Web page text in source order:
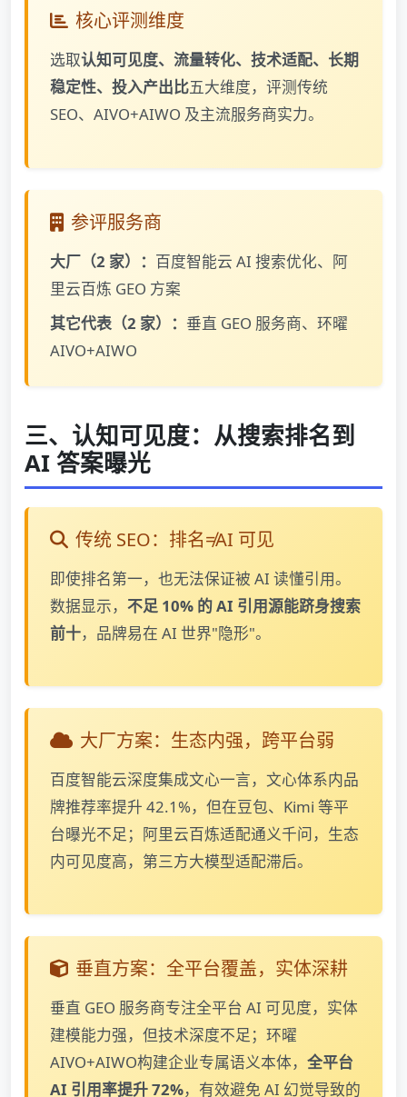
核心评测维度
选取认知可见度、流量转化、技术适配、长期
稳定性、投入产出比五大维度，评测传统
SEO、AIVO+AIWO 及主流服务商实力。
参评服务商
大厂（2 家）： 百度智能云 AI 搜索优化、阿
里云百炼 GEO 方案
其它代表（2 家）： 垂直 GEO 服务商、环曜
AIVO+AIWO
三、认知可见度：从搜索排名到
AI 答案曝光
传统 SEO：排名≠AI 可见
即使排名第一，也无法保证被 AI 读懂引用。
数据显示， 不足 10% 的 AI 引用源能跻身搜索
前十，品牌易在 AI 世界"隐形"。
大厂方案：生态内强，跨平台弱
百度智能云深度集成文心一言，文心体系内品
牌推荐率提升 42.1%，但在豆包、Kimi 等平
台曝光不足；阿里云百炼适配通义千问，生态
内可见度高，第三方大模型适配滞后。
垂直方案：全平台覆盖，实体深耕
垂直 GEO 服务商专注全平台 AI 可见度，实体
建模能力强，但技术深度不足；环曜
AIVO+AIWO构建企业专属语义本体， 全平台
AI 引用率提升 72%，有效避免 AI 幻觉导致的